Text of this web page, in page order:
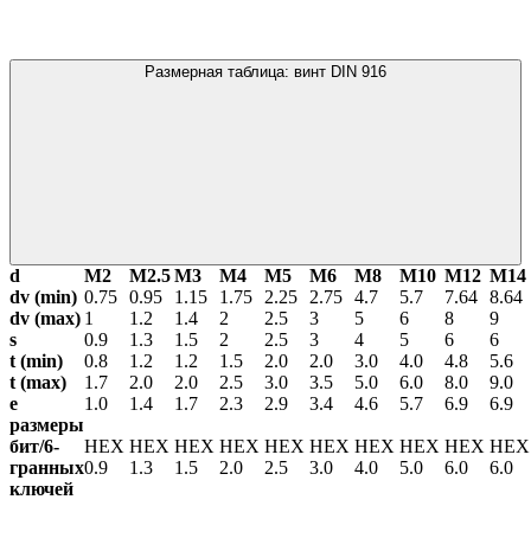
Размерная таблица: винт DIN 916
d М2 М2.5М3 М4 М5 М6 М8 М10 М12 М14
dv (min) 0.75 0.95 1.15 1.75 2.25 2.75 4.7 5.7 7.64 8.64
dv (max) 1 1.2 1.4 2 2.5 3 5 6 8
9
s
0.9 1.3 1.5 2 2.5 3 4 5 6
6
t (min)
0.8 1.2 1.2 1.5 2.0 2.0 3.0 4.0 4.8
5.6
t (max)
1.7 2.0 2.0 2.5 3.0 3.5 5.0 6.0 8.0
9.0
е
1.0 1.4 1.7 2.3 2.9 3.4 4.6 5.7 6.9
6.9
размеры
бит/6-
гранных
ключей
HEX
0.9
HEX
1.3
HEX
1.5
HEX
2.0
HEX
2.5
HEX
3.0
HEX
4.0
HEX
5.0
HEX
6.0
6.0